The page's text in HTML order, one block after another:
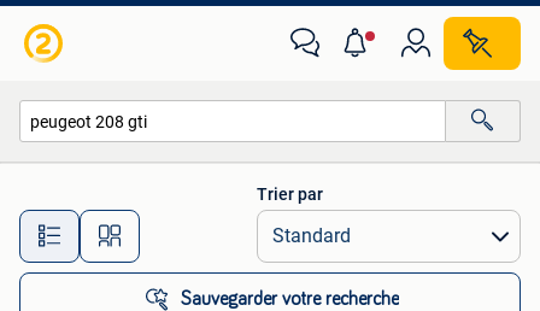
Toutes les distances…
Trier par
Sauvegarder votre recherche